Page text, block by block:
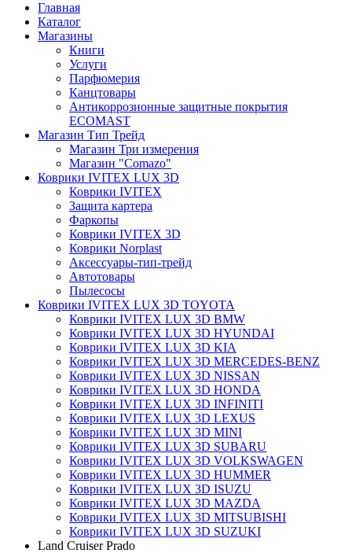
Главная
Каталог
Магазины
Книги
Услуги
Парфюмерия
Канцтовары
Антикоррозионные защитные покрытия
ECOMAST
Магазин Тип Трейд
Магазин Три измерения
Магазин "Comazo"
Коврики IVITEX LUX 3D
Коврики IVITEX
Защита картера
Фаркопы
Коврики IVITEX 3D
Коврики Norplast
Аксессуары-тип-трейд
Автотовары
Пылесосы
Коврики IVITEX LUX 3D TOYOTA
Коврики IVITEX LUX 3D BMW
Коврики IVITEX LUX 3D HYUNDAI
Коврики IVITEX LUX 3D KIA
Коврики IVITEX LUX 3D MERCEDES-BENZ
Коврики IVITEX LUX 3D NISSAN
Коврики IVITEX LUX 3D HONDA
Коврики IVITEX LUX 3D INFINITI
Коврики IVITEX LUX 3D LEXUS
Коврики IVITEX LUX 3D MINI
Коврики IVITEX LUX 3D SUBARU
Коврики IVITEX LUX 3D VOLKSWAGEN
Коврики IVITEX LUX 3D HUMMER
Коврики IVITEX LUX 3D ISUZU
Коврики IVITEX LUX 3D MAZDA
Коврики IVITEX LUX 3D MITSUBISHI
Коврики IVITEX LUX 3D SUZUKI
Land Cruiser Prado